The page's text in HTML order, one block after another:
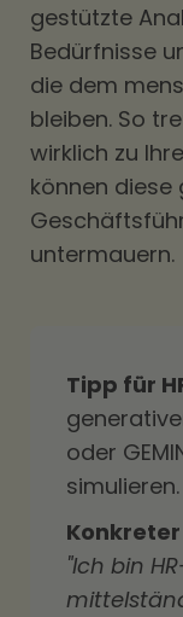
gestützte
Bedürfnisse
die dem
bleiben. So
wirklich zu
können diese
untermauern.
Tipp für
oder
simulieren.
"Ich bin